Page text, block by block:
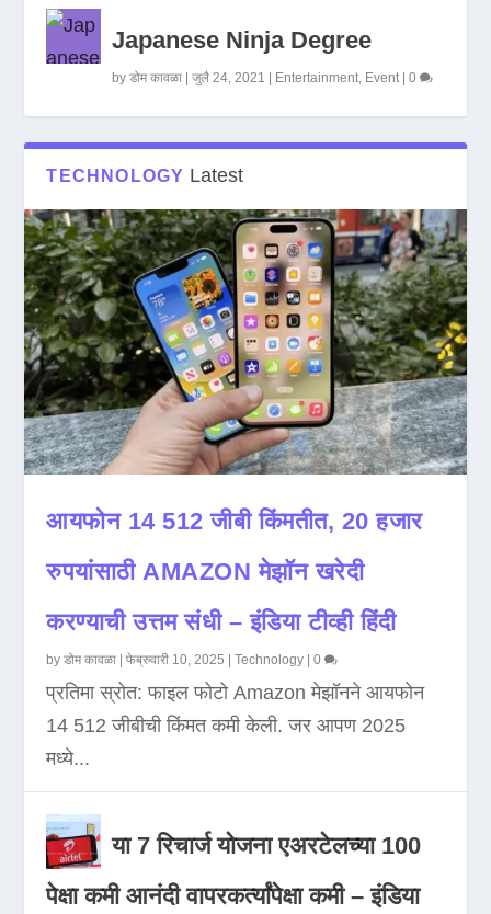
Japanese Ninja Degree
byडोम कावळा |जुलै 24, 2021 Entertainment, Event|0
TECHNOLOGY Latest
आयफोन 14 512 जीबी किंमतीत, 20 हजार
रुपयांसाठी AMAZON मेझॉन खरेदी
करण्याची उत्तम संधी – इंडिया टीव्ही हिंदी
byडोम कावळा |फेब्रुवारी 10, 2025 |Technology |0
प्रतिमा स्रोत: फाइल फोटो Amazon मेझॉनने आयफोन
14 512 जीबीची किंमत कमी केली. जर आपण 2025
मध्ये...
या 7 रिचार्ज योजना एअरटेलच्या 100
पेक्षा कमी आनंदी वापरकर्त्यांपेक्षा कमी – इंडिया